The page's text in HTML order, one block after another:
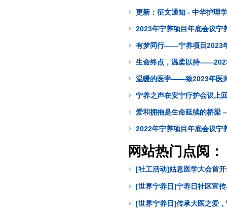
更新：征文通知 - 中华护理
2023年宁养项目年底会议宁
有梦同行——宁养项目2023
生命终点，温柔以待
温暖的医学——致2023年医
宁养之声在安宁疗护会议上
爱和拥抱是生命延续的桥
2022年宁养项目年底会议宁
网站热门点阅：
[社工活动]姑息医学大会首
[世界宁养日]宁养日社区宣
[世界宁养日]传承大医之爱